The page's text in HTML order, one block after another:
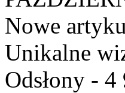
Nowe
Unikalne
Odsłony - 4